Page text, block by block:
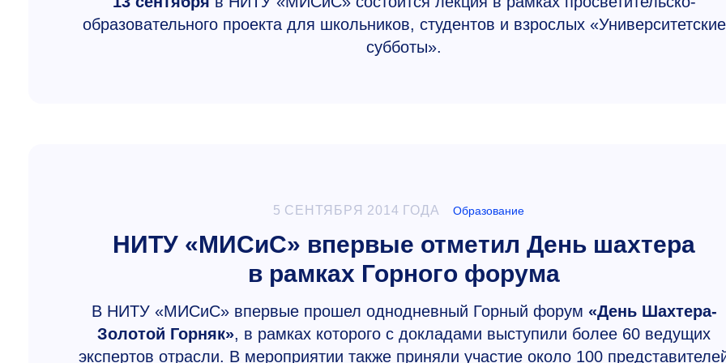
образовательного проекта для школьников, студентов и взрослых «Университетские
субботы».
5 СЕНТЯБРЯ 2014 ГОДА Образование
НИТУ «МИСиС» впервые отметил День шахтера
в рамках Горного форума
В НИТУ «МИСиС» впервые прошел однодневный Горный форум «День Шахтера-
Золотой Горняк», в рамках которого с докладами выступили более 60 ведущих
экспертов отрасли. В мероприятии также приняли участие около 100